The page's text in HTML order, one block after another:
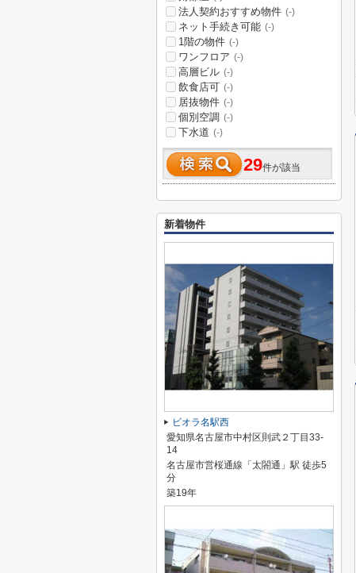
法人契約おすすめ物件 (-)
ネット手続き可能 (-)
1階の物件 (-)
ワンフロア (-)
高層ビル (-)
飲食店可 (-)
居抜物件 (-)
個別空調 (-)
下水道 (-)
29件が該当
新着物件
ビオラ名駅西
愛知県名古屋市中村区則武２丁目33-
14
名古屋市営桜通線「太閤通」駅 徒歩5
分
築19年